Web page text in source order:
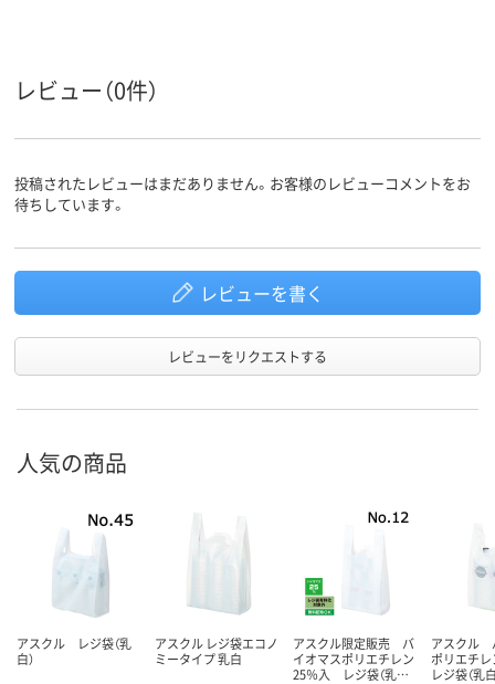
レビュー（0件）
投稿されたレビューはまだありません。お客様のレビューコメントをお
待ちしています。
レビューを書く
レビューをリクエストする
人気の商品
アスクル レジ袋（乳
白）
アスクル レジ袋エコノ
ミータイプ 乳白
アスクル限定販売 バ
イオマスポリエチレン
25％入 レジ袋（乳…
アスクル
ポリエチ
レジ袋（乳